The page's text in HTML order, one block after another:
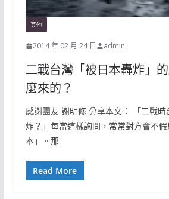
其他
2014 年 02 月 24 日 admin
二戰台灣「被日本轟炸」
麼來的？
感謝團友 謝明修 分享本文： 「二戰
炸？」每當這樣詢問，常常對方會不
本」。那
Read More